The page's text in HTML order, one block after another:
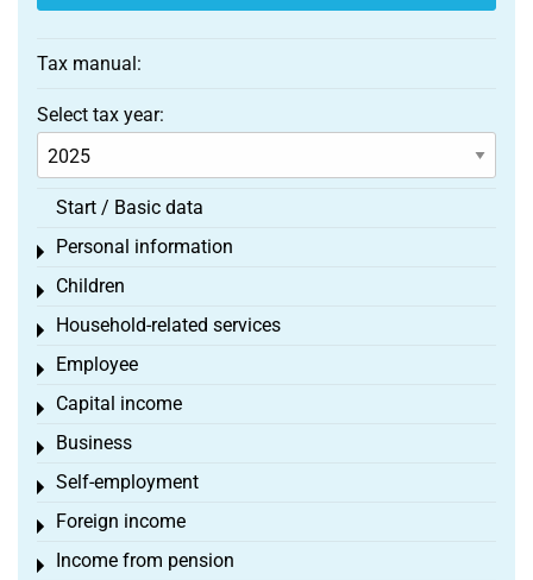
Tax manual:
Select tax year:
Start / Basic data
Personal information
Toggle menu
Children
Toggle menu
Household-related services
Toggle menu
Employee
Toggle menu
Capital income
Toggle menu
Business
Toggle menu
Self-employment
Toggle menu
Foreign income
Toggle menu
Income from pension
Toggle menu